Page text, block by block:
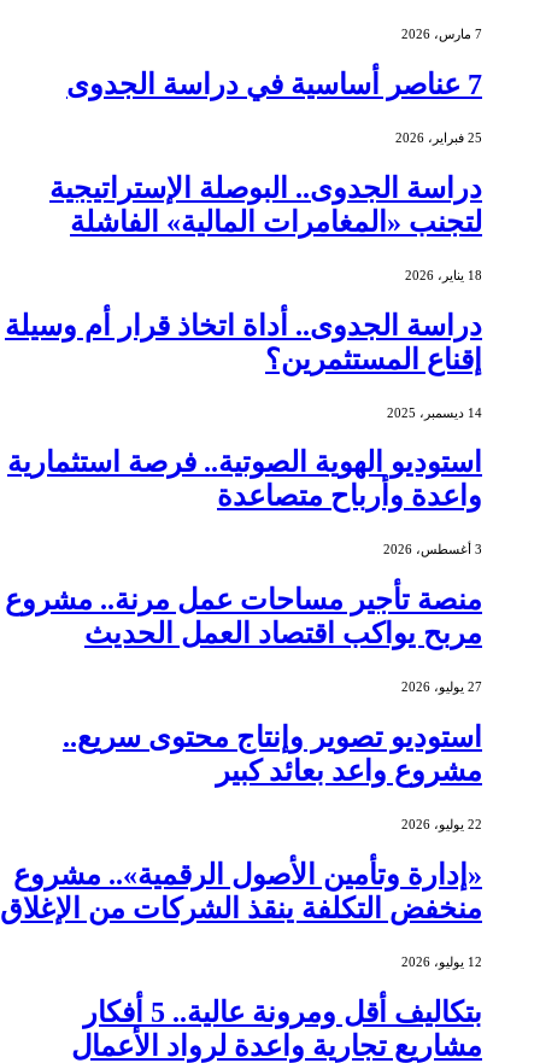
7 مارس، 2026
7 عناصر أساسية في دراسة الجدوى
25 فبراير، 2026
دراسة الجدوى.. البوصلة الإستراتيجية
لتجنب «المغامرات المالية» الفاشلة
18 يناير، 2026
دراسة الجدوى.. أداة اتخاذ قرار أم وسيلة
إقناع المستثمرين؟
14 ديسمبر، 2025
استوديو الهوية الصوتية.. فرصة استثمارية
واعدة وأرباح متصاعدة
3 أغسطس، 2026
منصة تأجير مساحات عمل مرنة.. مشروع
مربح يواكب اقتصاد العمل الحديث
27 يوليو، 2026
استوديو تصوير وإنتاج محتوى سريع..
مشروع واعد بعائد كبير
22 يوليو، 2026
«إدارة وتأمين الأصول الرقمية».. مشروع
منخفض التكلفة ينقذ الشركات من الإغلاق
12 يوليو، 2026
بتكاليف أقل ومرونة عالية.. 5 أفكار
مشاريع تجارية واعدة لرواد الأعمال